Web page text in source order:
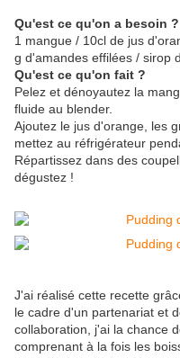
Qu'est ce qu'on a besoin ?
1 mangue / 10cl de jus
g d'amandes effilées / sirop
Qu'est ce qu'on fait ?
Pelez et dénoyautez la
fluide au blender.
Ajoutez le jus d'orange, les
mettez au réfrigérateur
Répartissez dans des
dégustez !
J'ai réalisé cette recette
le cadre d'un partenariat et
collaboration, j'ai la chance
comprenant à la fois les